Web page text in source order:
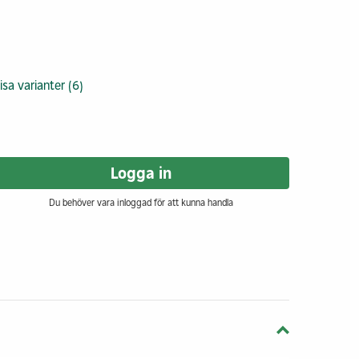
varianter (6)
Logga in
Du behöver vara inloggad för att kunna handla